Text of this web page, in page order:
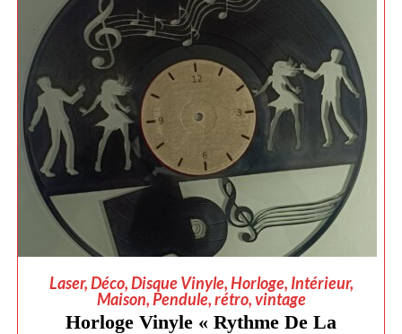
AJOUTER AU PANIER
Laser,Déco,Disque Vinyle,Horloge, Intérieur,
Maison,Pendule,rétro,vintage
Horloge Vinyle « Rythme De La